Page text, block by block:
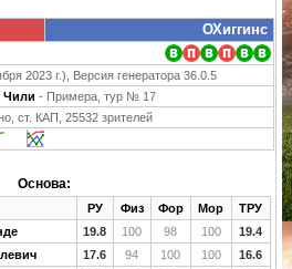
ОХиггинс
2023 г.), Версия генератора 36.0.5
Чили - Примера, тур № 17
ст. КАП, 25532 зрителей
Основа:
РУ Физ Фор Мор
ТРУ
19.8 100 98 100
19.4
17.6 94 100 100
16.6